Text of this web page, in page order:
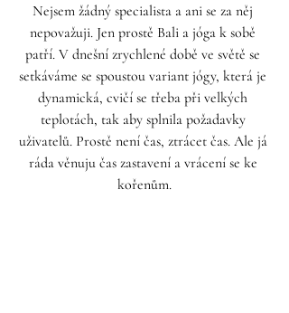
Nejsem žádný specialista a ani se za něj
nepovažuji. Jen prostě Bali a jóga k sobě
patří. V dnešní zrychlené době ve světě se
setkáváme se spoustou variant jógy, která je
dynamická, cvičí se třeba při velkých
teplotách, tak aby splnila požadavky
uživatelů. Prostě není čas, ztrácet čas. Ale já
ráda věnuju čas zastavení a vrácení se ke
kořenům.